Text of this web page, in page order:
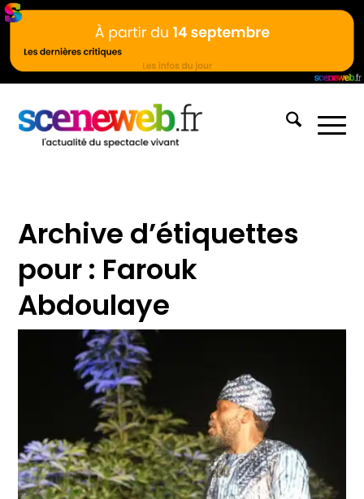
Archive d’étiquettes
pour : Farouk
Abdoulaye